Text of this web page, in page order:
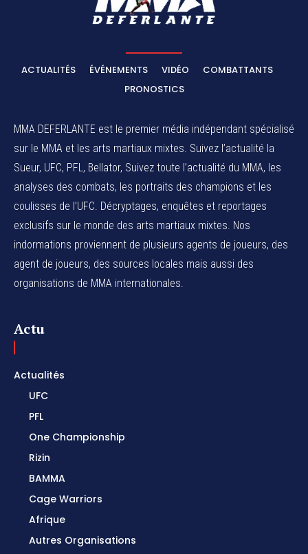
ACTUALITÉS ÉVÉNEMENTS VIDÉO
COMBATTANTS
PRONOSTICS
MMA DEFERLANTE est le premier média indépendant spécialisé
sur le MMA et les arts martiaux mixtes. Suivez l’actualité la
Sueur, UFC, PFL, Bellator, Suivez toute l’actualité du MMA, les
analyses des combats, les portraits des champions et les
coulisses de l’UFC. Décryptages, enquêtes et reportages
exclusifs sur le monde des arts martiaux mixtes. Nos
indormations proviennent de plusieurs agents de joueurs, des
agent de joueurs, des sources locales mais aussi des
organisations de MMA internationales.
Actu
Actualités
UFC
PFL
One Championship
Rizin
BAMMA
Cage Warriors
Afrique
Autres Organisations